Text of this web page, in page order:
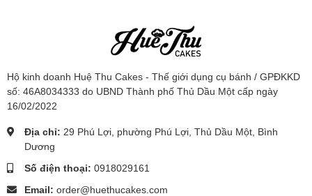
Hộ kinh doanh Huệ Thu Cakes - Thế giới dụng cụ bánh / GPĐKKD
số: 46A8034333 do UBND Thành phố Thủ Dầu Một cấp ngày
16/02/2022
Địa chỉ: 29 Phú Lợi, phường Phú Lợi, Thủ Dầu Một, Bình
Dương
Số điện thoại: 0918029161
Email: order@huethucakes.com